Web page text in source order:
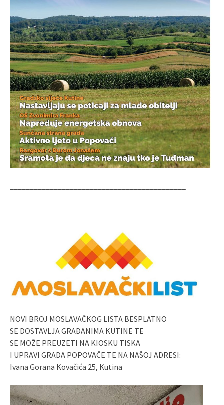
NOVI BROJ MOSLAVAČKOG LISTA BESPLATNO
SE DOSTAVLJA GRAĐANIMA KUTINE TE
SE MOŽE PREUZETI NA KIOSKU TISKA
I UPRAVI GRADA POPOVAČE TE NA NAŠOJ ADRESI:
Ivana Gorana Kovačića 25, Kutina